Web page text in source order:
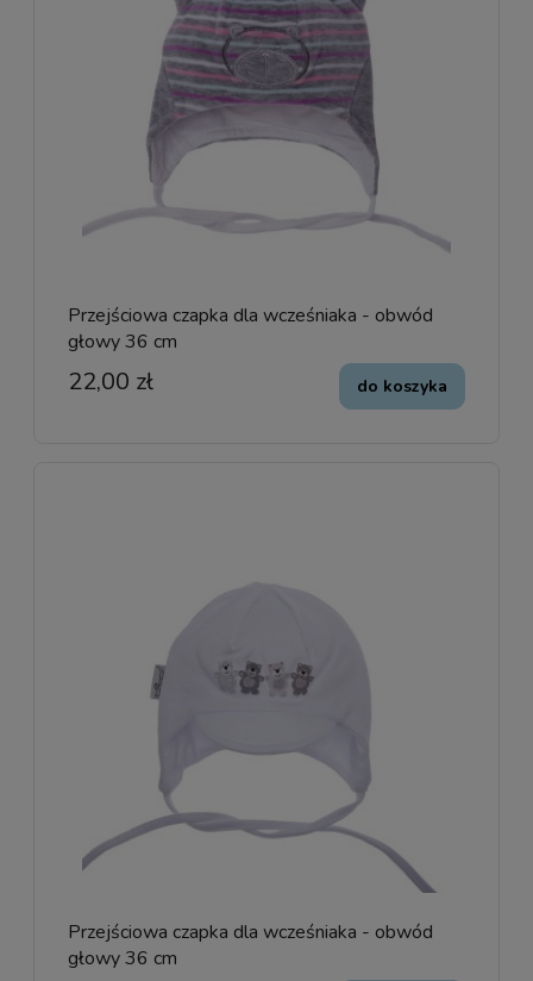
Przejściowa czapka dla wcześniaka - obwód
głowy 36 cm
22,00 zł do koszyka
Przejściowa czapka dla wcześniaka - obwód
głowy 36 cm